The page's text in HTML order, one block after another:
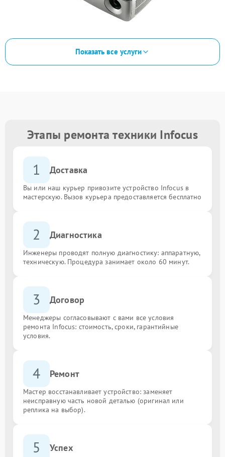
Показать все услуги
Этапы ремонта техники Infocus
1 Доставка
Вы или наш курьер привозите устройство Infocus в
мастерскую. Вызов курьера предоставляется бесплатно
2 Диагностика
Инженеры проводят полную диагностику: аппаратную,
техническую. Процедура занимает около 60 минут.
3 Договор
Менеджеры согласовывают с вами все условия
ремонта Infocus: стоимость, сроки, гарантийные
условия.
4 Ремонт
Мастер восстанавливает устройство: заменяет
неисправную часть новой деталью (оригинал или
реплика на выбор).
5 Успех